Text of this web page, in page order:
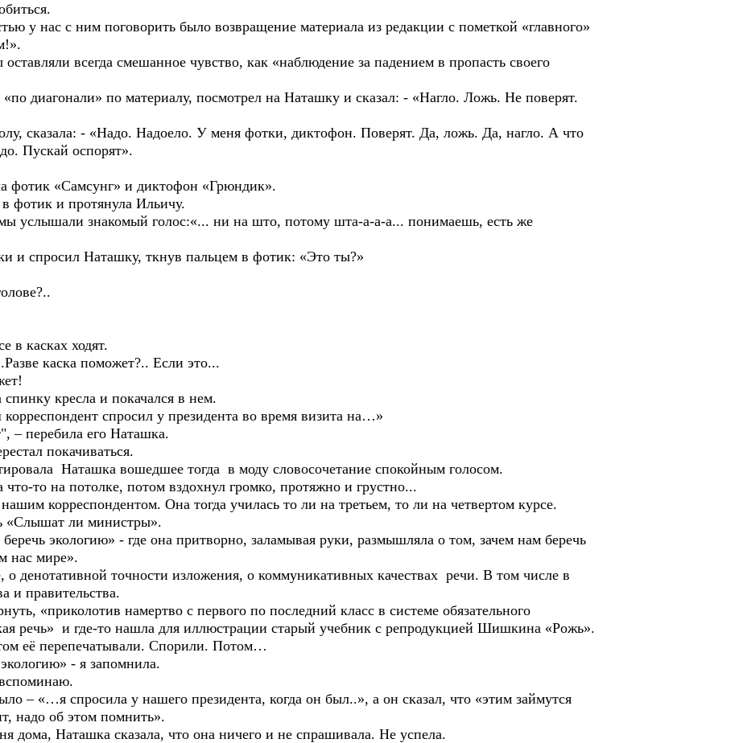
нас с ним поговорить было возвращение материала из редакции с пометкой «главного»
всегда смешанное чувство, как «наблюдение за падением в пропасть своего
по материалу, посмотрел на Наташку и сказал: - «Нагло. Ложь. Не поверят.
- «Надо. Надоело. У меня фотки, диктофон. Поверят. Да, ложь. Да, нагло. А что
Пускай оспорят».
«Самсунг» и диктофон «Грюндик».
и протянула Ильичу.
знакомый голос:«... ни на што, потому шта-а-а-а... понимаешь, есть же
Наташку, ткнув пальцем в фотик: «Это ты?»
касках ходят.
каска поможет?.. Если это...
кресла и покачался в нем.
спросил у президента во время визита на…»
перебила его Наташка.
покачиваться.
Наташка вошедшее тогда в моду словосочетание спокойным голосом.
на потолке, потом вздохнул громко, протяжно и грустно...
корреспондентом. Она тогда училась то ли на третьем, то ли на четвертом курсе.
ли министры».
экологию» - где она притворно, заламывая руки, размышляла о том, зачем нам беречь
нас мире».
точности изложения, о коммуникативных качествах речи. В том числе в
и правительства.
«приколотив намертво с первого по последний класс в системе обязательного
речь» и где-то нашла для иллюстрации старый учебник с репродукцией Шишкина «Рожь».
её перепечатывали. Спорили. Потом…
- я запомнила.
«…я спросила у нашего президента, когда он был..», а он сказал, что «этим займутся
надо об этом помнить».
Наташка сказала, что она ничего и не спрашивала. Не успела.